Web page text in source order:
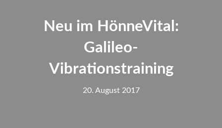
Neu im HönneVital:
Galileo-
Vibrationstraining
20. August 2017